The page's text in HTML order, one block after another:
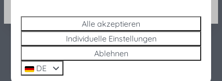
Kühlschrank: Mit Gefrierfach
Mikrowelle: Mikrowelle
Energie-Label:
Alle akzeptieren
Individuelle Einstellungen
Ablehnen
DE